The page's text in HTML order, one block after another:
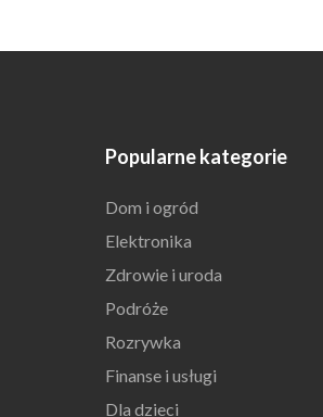
Popularne kategorie
Dom i ogród
Elektronika
Zdrowie i uroda
Podróże
Rozrywka
Finanse i usługi
Dla dzieci